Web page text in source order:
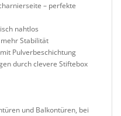
– perfekte
nahtlos
Stabilität
Pulverbeschichtung
durch clevere Stiftebox
und Balkontüren, bei